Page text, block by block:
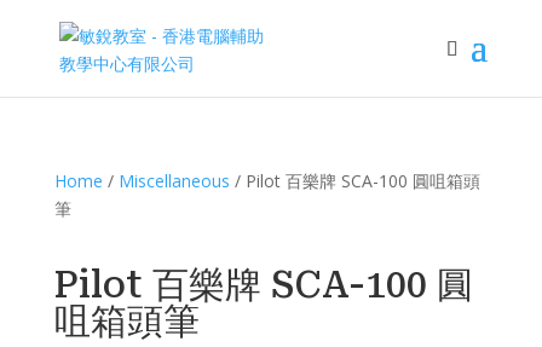
Home / Miscellaneous / Pilot 百樂牌 SCA-100 圓咀箱頭
筆
Pilot 百樂牌 SCA-100 圓
咀箱頭筆